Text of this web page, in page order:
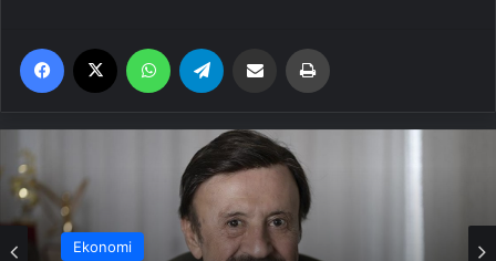
Facebook WhatsApp Email'den paylaş
Ekonomi